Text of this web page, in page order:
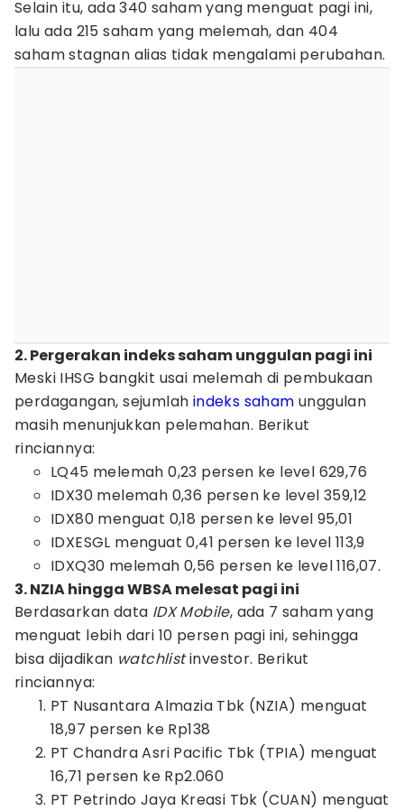
Selain itu, ada 340 saham yang menguat pagi ini,
lalu ada 215 saham yang melemah, dan 404
saham stagnan alias tidak mengalami perubahan.
2. Pergerakan indeks saham unggulan pagi ini
Meski IHSG bangkit usai melemah di pembukaan
perdagangan, sejumlah indeks saham unggulan
masih menunjukkan pelemahan. Berikut
rinciannya:
LQ45 melemah 0,23 persen ke level 629,76
IDX30 melemah 0,36 persen ke level 359,12
IDX80 menguat 0,18 persen ke level 95,01
IDXESGL menguat 0,41 persen ke level 113,9
IDXQ30 melemah 0,56 persen ke level 116,07.
3. NZIA hingga WBSA melesat pagi ini
Berdasarkan data IDX Mobile, ada 7 saham yang
menguat lebih dari 10 persen pagi ini, sehingga
bisa dijadikan watchlistinvestor. Berikut
rinciannya:
PT Nusantara Almazia Tbk (NZIA) menguat
18,97 persen ke Rp138
PT Chandra Asri Pacific Tbk (TPIA) menguat
16,71 persen ke Rp2.060
PT Petrindo Jaya Kreasi Tbk (CUAN) menguat